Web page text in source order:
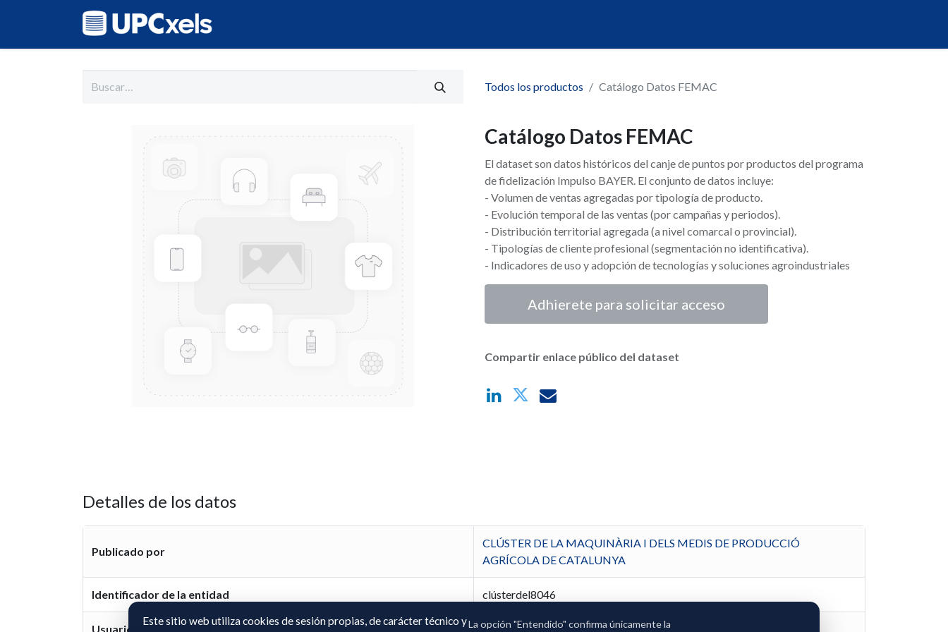
Todos los productos Catálogo Datos FEMAC
Catálogo Datos FEMAC
El dataset son datos históricos del canje de puntos por productos del programa
de fidelización Impulso BAYER. El conjunto de datos incluye:
- Volumen de ventas agregadas por tipología de producto.
- Evolución temporal de las ventas (por campañas y periodos).
- Distribución territorial agregada (a nivel comarcal o provincial).
- Tipologías de cliente profesional (segmentación no identificativa).
- Indicadores de uso y adopción de tecnologías y soluciones agroindustriales
Adhierete para solicitar acceso
Compartir enlace público del dataset
Detalles de los datos
Publicado por
CLÚSTER DE LA MAQUINÀRIA I DELS MEDIS DE PRODUCCIÓ
AGRÍCOLA DE CATALUNYA
Identificador de la entidad clústerdel8046
Usuario representante Enrique Pedrós Beya
Este sitio web utiliza cookies de sesión propias, de carácter técnico yLa opción "Entendido" confirma únicamente la